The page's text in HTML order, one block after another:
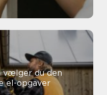
el-opgaver